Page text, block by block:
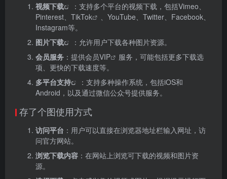
视频下载
：支持多个平台的视频下载，包括Vimeo、
Pinterest、 TikTok
、YouTube、Twitter、Facebook、
Instagram等。
图片下载
：允许用户下载各种图片资源。
会员服务 ：提供会员VIP
服务，可能包括更多下载选
项、更快的下载速度等。
多平台支持
：支持多种操作系统，包括iOS和
Android，以及通过微信公众号提供服务。
存了个图使用方式
访问平台 ：用户可以直接在浏览器地址栏输入网址，访
问官方网站。
浏览下载内容 ：在网站上浏览可下载的视频和图片资
源。